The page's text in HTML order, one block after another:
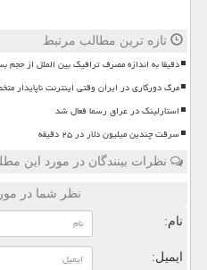
تازه ترین مطالب مرتبط
دقیقا به اندازه مصرف ترافیک بین الملل از
مرگ دورکاری در ایران وقتی اینترنت ناپایدار
استارلینک در عراق رسما فعال شد
سرقت چندین میلیون دلار در ۲۵ دقیقه
نظرات بینندگان در مورد این
نظر شما در
نام:
ایمیل: